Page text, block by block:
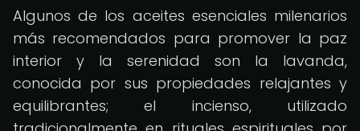
Algunos de los aceites esenciales milenarios
más recomendados para promover la paz
interior y la serenidad son la lavanda,
conocida por sus propiedades relajantes y
equilibrantes; el incienso, utilizado